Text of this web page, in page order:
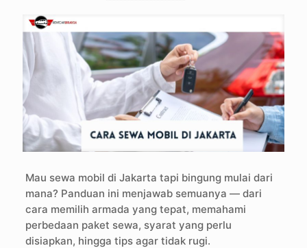
Mau sewa mobil di Jakarta tapi bingung mulai dari
mana? Panduan ini menjawab semuanya — dari
cara memilih armada yang tepat, memahami
perbedaan paket sewa, syarat yang perlu
disiapkan, hingga tips agar tidak rugi.